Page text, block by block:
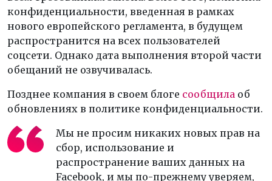
конфиденциальности, введенная в рамках
нового европейского регламента, в будущем
распространится на всех пользователей
соцсети. Однако дата выполнения второй части
обещаний не озвучивалась.
Позднее компания в своем блоге сообщила об
обновлениях в политике конфиденциальности.
Мы не просим никаких новых прав на
сбор, использование и
распространение ваших данных на
Facebook, и мы по-прежнему уверяем,